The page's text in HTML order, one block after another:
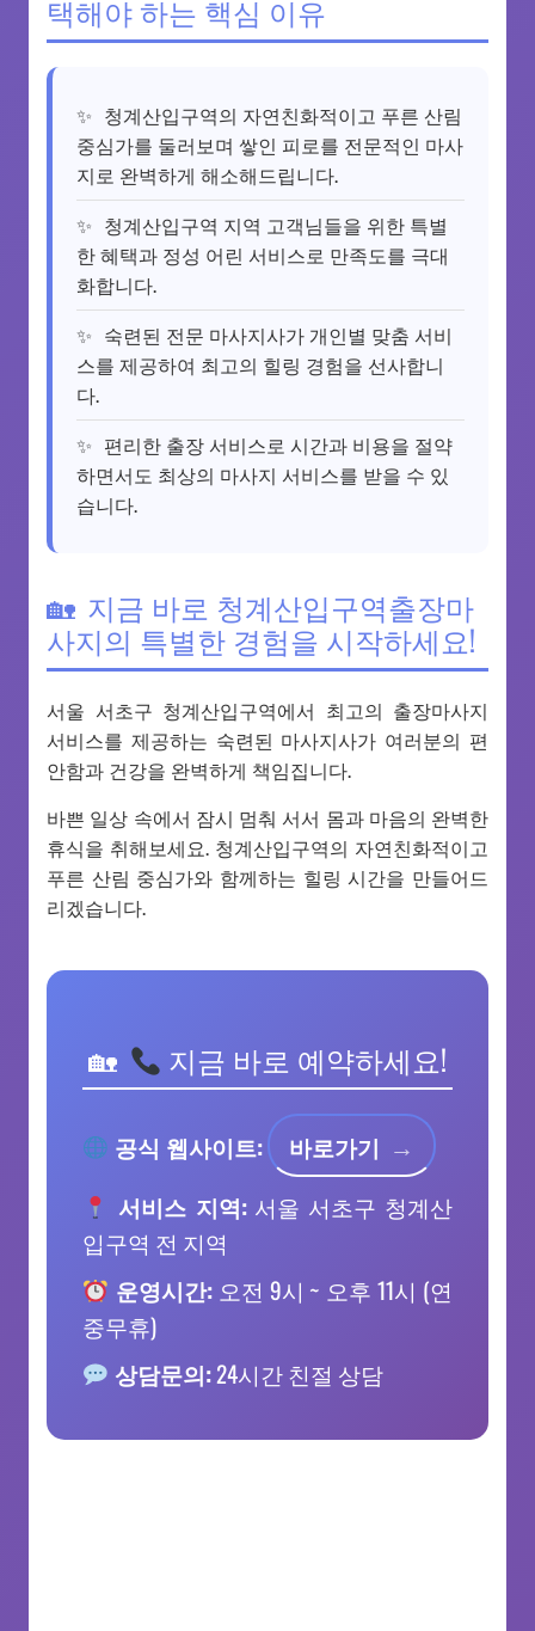
택해야 하는 핵심 이유
청계산입구역의 자연친화적이고 푸른 산림
중심가를 둘러보며 쌓인 피로를 전문적인 마사
지로 완벽하게 해소해드립니다.
청계산입구역 지역 고객님들을 위한 특별
한 혜택과 정성 어린 서비스로 만족도를 극대
화합니다.
숙련된 전문 마사지사가 개인별 맞춤 서비
스를 제공하여 최고의 힐링 경험을 선사합니
다.
편리한 출장 서비스로 시간과 비용을 절약
하면서도 최상의 마사지 서비스를 받을 수 있
습니다.
지금 바로 청계산입구역출장마
사지의 특별한 경험을 시작하세요!
서울 서초구 청계산입구역에서 최고의 출장마사지
서비스를 제공하는 숙련된 마사지사가 여러분의 편
안함과 건강을 완벽하게 책임집니다.
바쁜 일상 속에서 잠시 멈춰 서서 몸과 마음의 완벽한
휴식을 취해보세요. 청계산입구역의 자연친화적이고
푸른 산림 중심가와 함께하는 힐링 시간을 만들어드
리겠습니다.
지금 바로 예약하세요!
공식 웹사이트:
바로가기
서비스 지역:서울 서초구 청계산
입구역 전 지역
운영시간:오전 9시 ~ 오후 11시 (연
중무휴)
상담문의:24시간 친절 상담